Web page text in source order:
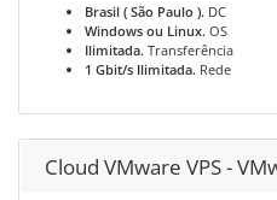
Brasil ( São Paulo ). DC
Windows ou Linux. OS
Ilimitada. Transferência
1 Gbit/s Ilimitada. Rede
Cloud VMware VPS -